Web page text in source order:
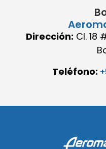
Dirección: Cl. 18
Teléfono: